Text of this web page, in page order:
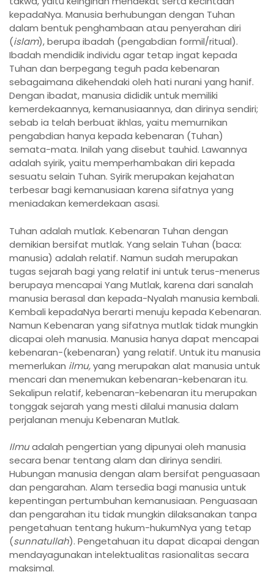
kepadaNya. Manusia berhubungan dengan Tuhan
dalam bentuk penghambaan atau penyerahan diri
(islam), berupa ibadah (pengabdian formil/ritual).
Ibadah mendidik individu agar tetap ingat kepada
Tuhan dan berpegang teguh pada kebenaran
sebagaimana dikehendaki oleh hati nurani yang hanif.
Dengan ibadat, manusia dididik untuk memiliki
kemerdekaannya, kemanusiaannya, dan dirinya sendiri;
sebab ia telah berbuat ikhlas, yaitu memurnikan
pengabdian hanya kepada kebenaran (Tuhan)
semata-mata. Inilah yang disebut tauhid. Lawannya
adalah syirik, yaitu memperhambakan diri kepada
sesuatu selain Tuhan. Syirik merupakan kejahatan
terbesar bagi kemanusiaan karena sifatnya yang
meniadakan kemerdekaan asasi.
Tuhan adalah mutlak. Kebenaran Tuhan dengan
demikian bersifat mutlak. Yang selain Tuhan (baca:
manusia) adalah relatif. Namun sudah merupakan
tugas sejarah bagi yang relatif ini untuk terus-menerus
berupaya mencapai Yang Mutlak, karena dari sanalah
manusia berasal dan kepada-Nyalah manusia kembali.
Kembali kepadaNya berarti menuju kepada Kebenaran.
Namun Kebenaran yang sifatnya mutlak tidak mungkin
dicapai oleh manusia. Manusia hanya dapat mencapai
kebenaran-(kebenaran) yang relatif. Untuk itu manusia
memerlukan ilmu,yang merupakan alat manusia untuk
mencari dan menemukan kebenaran-kebenaran itu.
Sekalipun relatif, kebenaran-kebenaran itu merupakan
tonggak sejarah yang mesti dilalui manusia dalam
perjalanan menuju Kebenaran Mutlak.
Ilmuadalah pengertian yang dipunyai oleh manusia
secara benar tentang alam dan dirinya sendiri.
Hubungan manusia dengan alam bersifat penguasaan
dan pengarahan. Alam tersedia bagi manusia untuk
kepentingan pertumbuhan kemanusiaan. Penguasaan
dan pengarahan itu tidak mungkin dilaksanakan tanpa
pengetahuan tentang hukum-hukumNya yang tetap
(sunnatullah). Pengetahuan itu dapat dicapai dengan
mendayagunakan intelektualitas rasionalitas secara
maksimal.